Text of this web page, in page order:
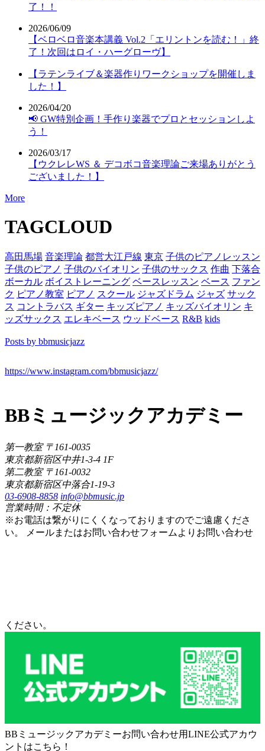
了！！
2026/06/09
【ベロベロ音楽本講義 Vol.2「エリントンを読む！」終
了！次回はロイ・ハーグローヴ】
【ラテンライブ＆楽器作りワークショップを開催しま
した！】
2026/04/20
📢 GW特別企画！手作り楽器でプロとセッションしよ
う！
2026/03/17
【ウクレレWS ＆ デコボコ音楽理論ご来場ありがとう
ございました！】
More
TAGCLOUD
高田馬場 音楽理論 都営大江戸線 東京 子供のピアノレッスン
子供のピアノ 子供のバイオリン 子供のサックス 作曲 下落合
ボーカル ボイストレーニング ベースレッスン ベース ファン
ク ピアノ教室 ピアノ スクール ジャズドラム ジャズ サック
ス コントラバス ギター キッズピアノ キッズバイオリン キ
ッズサックス エレキベース ウッドベース R&B kids
Posts by bbmusicjazz
https://www.instagram.com/bbmusicjazz/
BBミュージックアカデミー
第一教室 〒161-0035
東京都新宿区中井1-3-4 1F
第二教室 〒161-0032
東京都新宿区中落合1-19-3
03-6908-8858 info@bbmusic.jp
営業時間：不定休
※お電話は繋がりにくくなっておりますのでご遠慮くださ
い。 メールまたはお問い合わせフォームよりお問い合わせ
ください。
BBミュージックアカデミーお問い合わせ用LINE公式アカウ
ントはこちら！